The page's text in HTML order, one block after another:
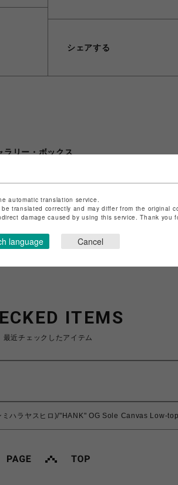
シェアする
ラリー・ボックス
こちら
ITEMS
最近チェックしたアイテム
ハラヤスヒロ)/"HANK" OG Sole Canvas Low-
automatic translation service.
translated correctly and may differ from the original
damage caused by using this service. Thank you
language Cancel